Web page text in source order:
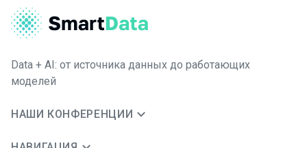
Data + AI: от источника данных до работающих
моделей
НАШИ КОНФЕРЕНЦИИ